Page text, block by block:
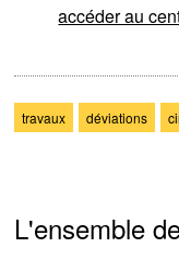
accéder au
travaux déviations
L'ensemble